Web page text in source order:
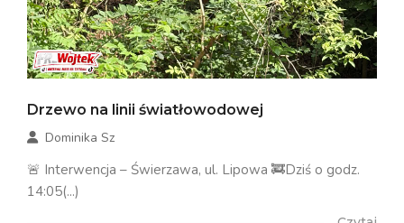
Drzewo na linii światłowodowej
Dominika Sz
🚨 Interwencja – Świerzawa, ul. Lipowa 🚒Dziś o godz.
14:05(...)